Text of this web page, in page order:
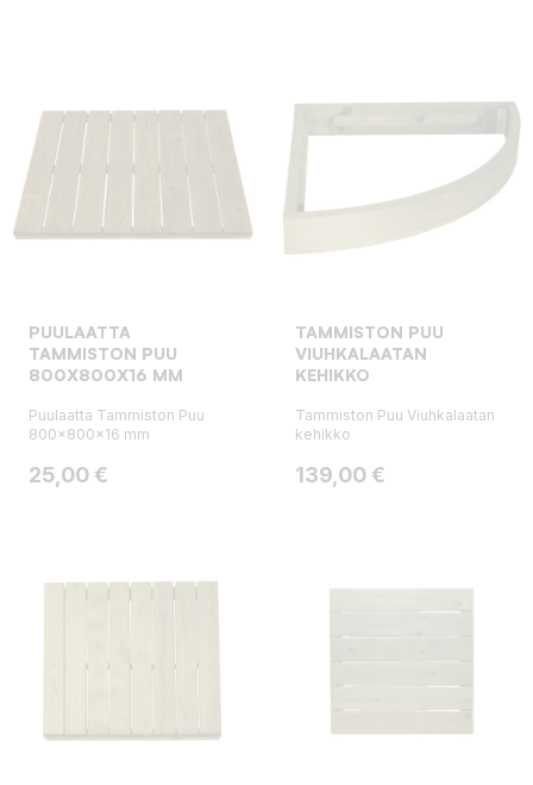
PUULAATTA
TAMMISTON PUU
800X800X16 MM
Puulaatta Tammiston Puu
800x800x16 mm
Hinta
25,00 €
TAMMISTON PUU
VIUHKALAATAN
KEHIKKO
Tammiston Puu Viuhkalaatan
kehikko
Hinta
139,00 €